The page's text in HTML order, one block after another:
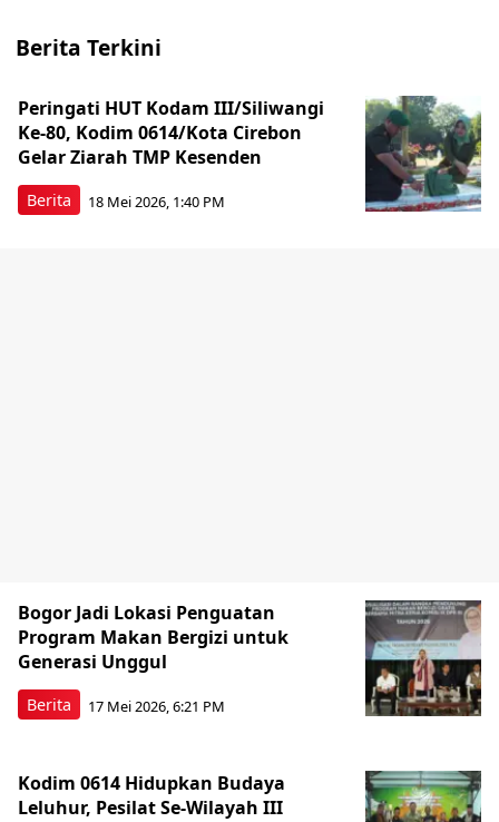
Berita Terkini
Berita
Peringati HUT Kodam III/Siliwangi
Ke-80, Kodim 0614/Kota Cirebon
Gelar Ziarah TMP Kesenden
18 Mei 2026, 1:40 PM
Berita
Bogor Jadi Lokasi Penguatan
Program Makan Bergizi untuk
Generasi Unggul
17 Mei 2026, 6:21 PM
Kodim 0614 Hidupkan Budaya
Leluhur, Pesilat Se-Wilayah III